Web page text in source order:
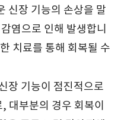
신장 기능의 손상을 말
염으로 인해 발생합니
치료를 통해 회복될 수
장 기능이 점진적으로
대부분의 경우 회복이